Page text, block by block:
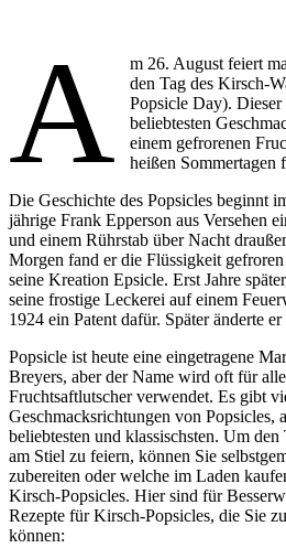
A
m 26. August feiert
den Tag des Kirsch-
Popsicle Day).
beliebtesten
einem gefrorenen
heißen
Die Geschichte des Popsicles beginnt
jährige Frank Epperson aus Versehen
und einem Rührstab über Nacht
Morgen fand er die Flüssigkeit
seine Kreation Epsicle. Erst Jahre
seine frostige Leckerei auf einem
1924 ein Patent dafür. Später änderte
Popsicle ist heute eine eingetragene
Breyers, aber der Name wird oft für
Fruchtsaftlutscher verwendet. Es gibt
Geschmacksrichtungen von Popsicles,
beliebtesten und klassischsten. Um den
am Stiel zu feiern, können Sie
zubereiten oder welche im Laden
Kirsch-Popsicles. Hier sind für
Rezepte für Kirsch-Popsicles, die Sie
können: